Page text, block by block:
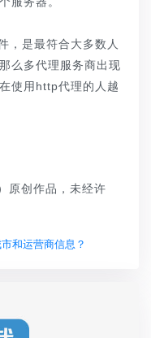
是最符合大多数人
么多代理服务商出现
使用http代理的人越
原创作品，未经许
和运营商信息？